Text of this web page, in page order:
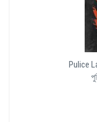
Pulice